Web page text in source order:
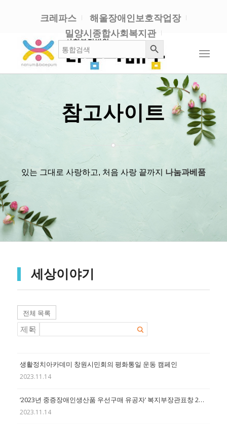
크레파스
해울장애인보호작업장
밀양시종합사회복지관
검 검색 버튼
참고사이트
있는 그대로 사랑하고, 처음 사랑 끝까지 나눔과베품
세상이야기
전체 목록
생활정치아카데미 창원시민회의 평화통일 운동 캠페인
2023.11.14
‘2023년 중증장애인생산품 우선구매 유공자’ 복지부장관표창 21점 수여
2023.11.14